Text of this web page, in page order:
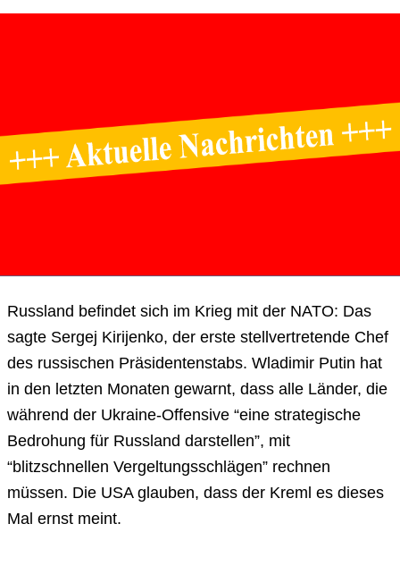
Russland befindet sich im Krieg mit der NATO: Das
sagte Sergej Kirijenko, der erste stellvertretende Chef
des russischen Präsidentenstabs. Wladimir Putin hat
in den letzten Monaten gewarnt, dass alle Länder, die
während der Ukraine-Offensive “eine strategische
Bedrohung für Russland darstellen”, mit
“blitzschnellen Vergeltungsschlägen” rechnen
müssen. Die USA glauben, dass der Kreml es dieses
Mal ernst meint.